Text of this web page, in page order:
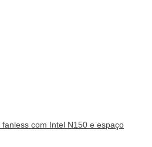
com Intel N150 e espaço